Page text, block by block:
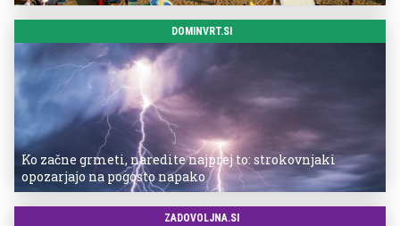
DOMINVRT.SI
Ko začne grmeti, naredite najprej to: strokovnjaki
opozarjajo na pogosto napako
ZADOVOLJNA.SI